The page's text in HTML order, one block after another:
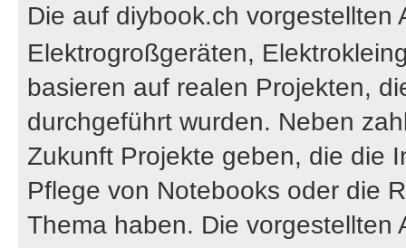
Die auf diybook.ch vorgestellten
Elektrogroßgeräten,
basieren auf realen Projekten,
durchgeführt wurden. Neben
Zukunft Projekte geben, die die
Pflege von Notebooks oder die
Thema haben. Die vorgestellten